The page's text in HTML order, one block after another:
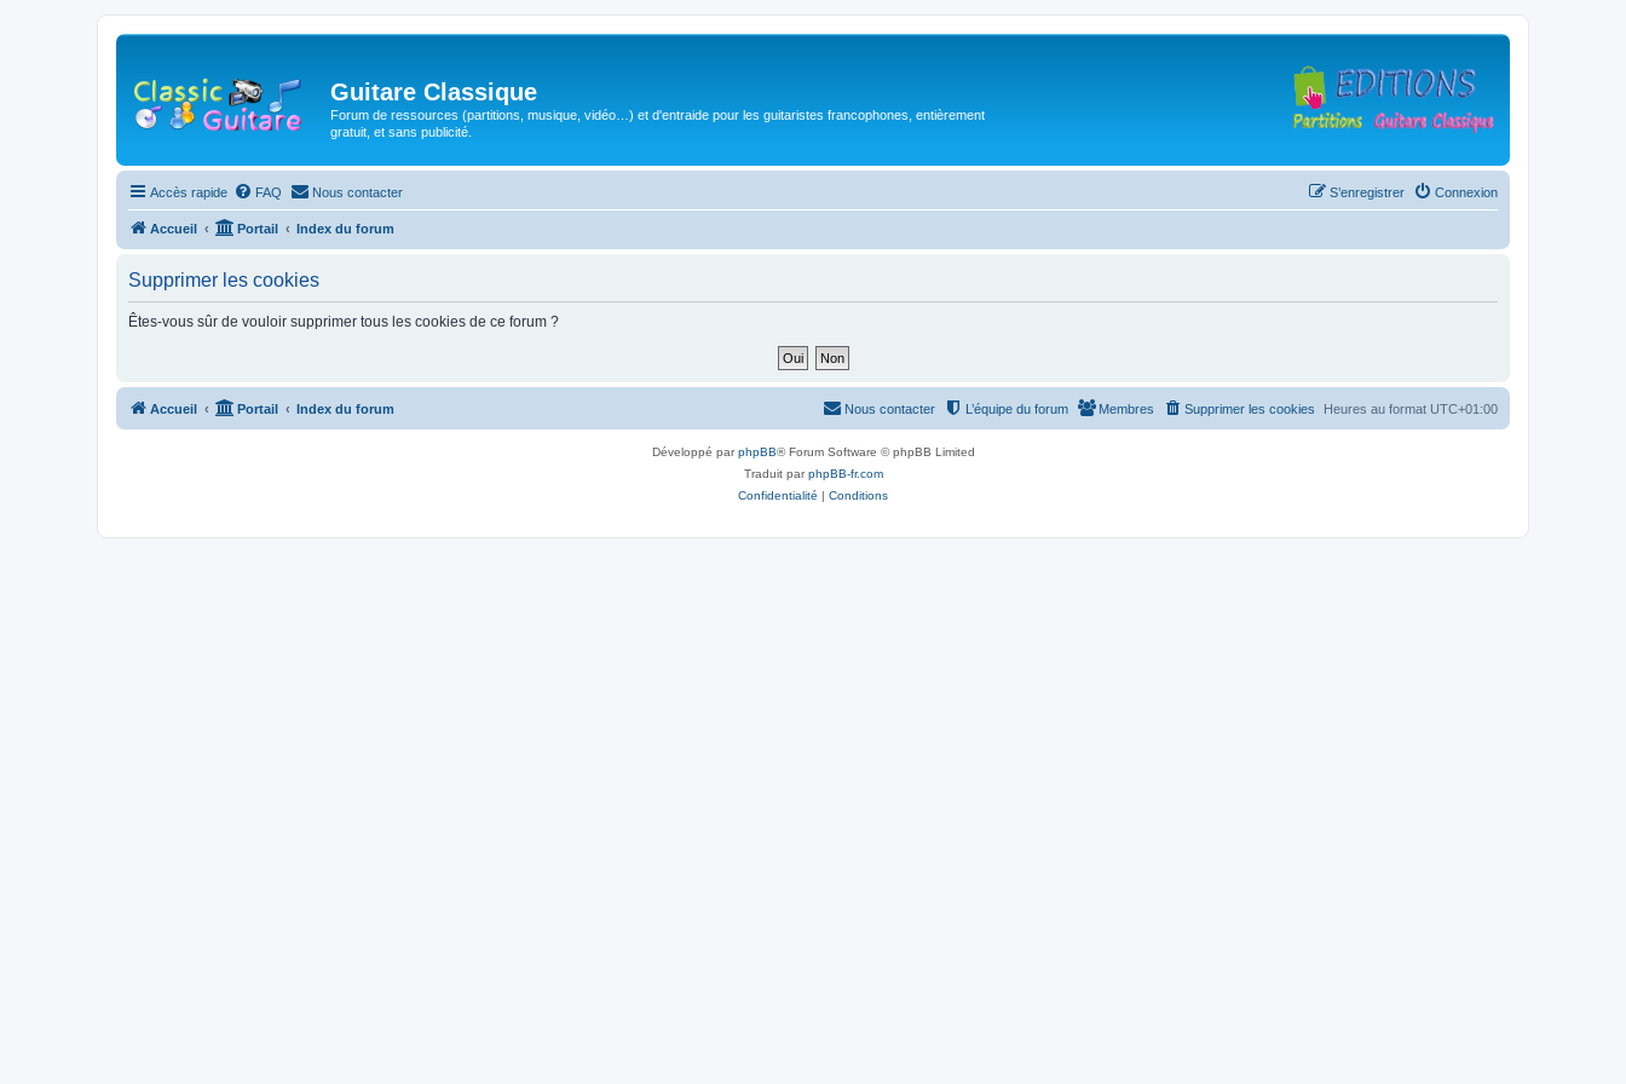
Guitare Classique
Forum de ressources (partitions, musique, vidéo…) et d'entraide pour les guitaristes francophones, entièrement
gratuit, et sans publicité.
Accès rapide FAQ Nous contacter Connexion
S’enregistrer
Accueil Portail Index du forum
Supprimer les cookies
Êtes-vous sûr de vouloir supprimer tous les cookies de ce forum ?
Accueil Portail Index du forum Heures au format UTC+01:00
Supprimer les cookies
Membres
L’équipe du forum
Nous contacter
Développé parphpBB® Forum Software © phpBB Limited
Traduit parphpBB-fr.com
Confidentialité | Conditions